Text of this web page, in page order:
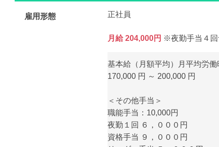
雇用形態 正社員
月給 204,000円 ※夜勤手当４
基本給（月額平均）月平均労
170,000 円 ～ 200,000 円
＜その他手当＞
職能手当：10,000円
夜勤１回 ６，０００円
資格手当 ９，０００円